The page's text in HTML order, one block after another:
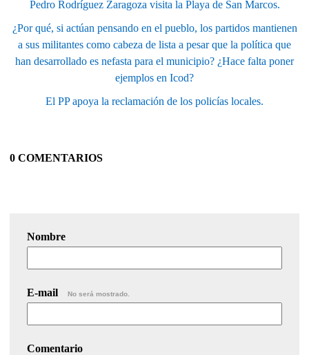
Pedro Rodríguez Zaragoza visita la Playa de San Marcos.
¿Por qué, si actúan pensando en el pueblo, los partidos mantienen
a sus militantes como cabeza de lista a pesar que la política que
han desarrollado es nefasta para el municipio? ¿Hace falta poner
ejemplos en Icod?
El PP apoya la reclamación de los policías locales.
0 COMENTARIOS
Nombre
E-mail No será mostrado.
Comentario